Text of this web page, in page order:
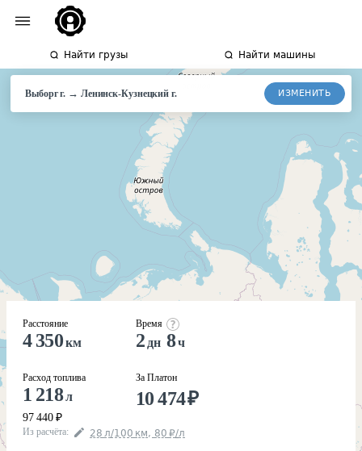
Найти грузы Найти машины
Выборг г. → Ленинск-Кузнецкийг. ИЗМЕНИТЬ
Расстояние
4 350км
Расход топлива
1 218л
97 440 ₽
Время
2 дн 8ч
За Платон
10 474₽
Из расчёта: 28 л/100 км, 80 ₽/л